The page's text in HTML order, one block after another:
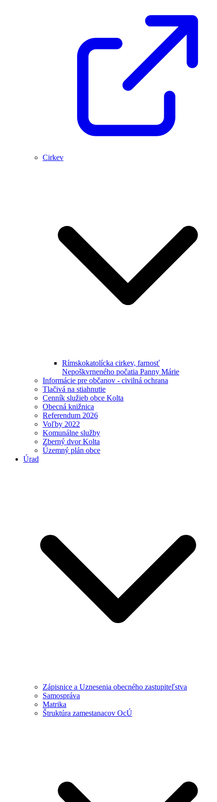
Cirkev
Rímskokatolícka cirkev, farnosť
Nepoškvrneného počatia Panny Márie
Informácie pre občanov - civilná ochrana
Tlačivá na stiahnutie
Cenník služieb obce Kolta
Obecná knižnica
Referendum 2026
Voľby 2022
Komunálne služby
Zberný dvor Kolta
Územný plán obce
Úrad
Zápisnice a Uznesenia obecného zastupiteľstva
Samospráva
Matrika
Štruktúra zamestanacov OcÚ